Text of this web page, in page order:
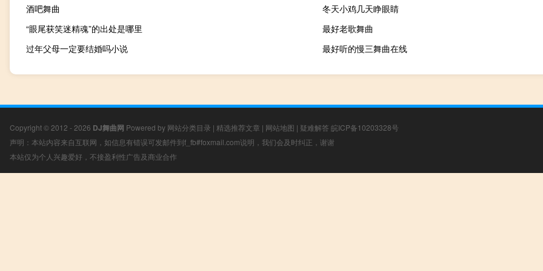
酒吧舞曲
冬天小鸡几天睁眼睛
“眼尾获笑迷精魂”的出处是哪里
最好老歌舞曲
过年父母一定要结婚吗小说
最好听的慢三舞曲在线
Copyright © 2012 - 2026 DJ舞曲网 Powered by 网站分类目录 | 精选推荐文章 | 网站地图 | 疑难解答 皖ICP备10203328号
声明：本站内容来自互联网，如信息有错误可发邮件到f_fb#foxmail.com说明，我们会及时纠正，谢谢
本站仅为个人兴趣爱好，不接盈利性广告及商业合作